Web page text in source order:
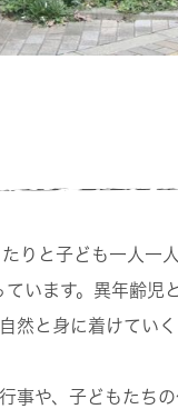
りと子ども一人一
います。異年齢児
然と身に着けてい
事や、子どもたち